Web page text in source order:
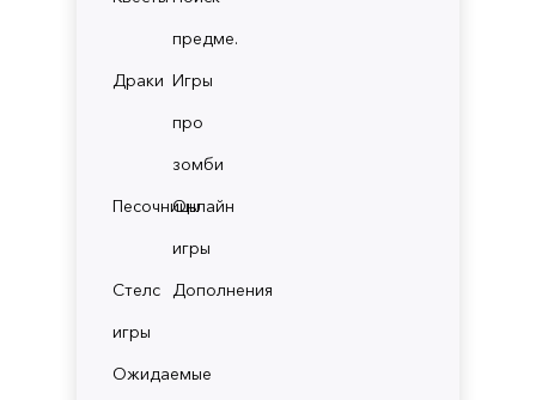
предме.
Драки Игры
про
зомби
ПесочницыОнлайн
игры
Стелс
игры
Дополнения
Ожидаемые